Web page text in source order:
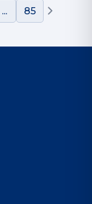
... 85